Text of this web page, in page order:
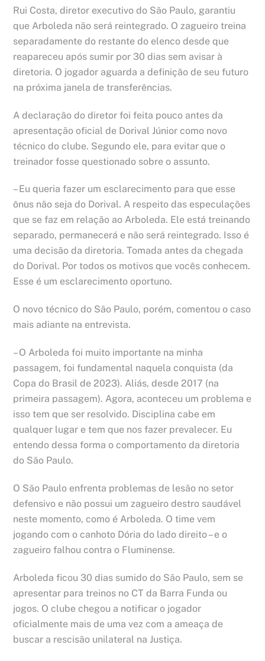
Rui Costa, diretor executivo do São Paulo, garantiu
que Arboleda não será reintegrado. O zagueiro treina
separadamente do restante do elenco desde que
reapareceu após sumir por 30 dias sem avisar à
diretoria. O jogador aguarda a definição de seu futuro
na próxima janela de transferências.
A declaração do diretor foi feita pouco antes da
apresentação oficial de Dorival Júnior como novo
técnico do clube. Segundo ele, para evitar que o
treinador fosse questionado sobre o assunto.
– Eu queria fazer um esclarecimento para que esse
ônus não seja do Dorival. A respeito das especulações
que se faz em relação ao Arboleda. Ele está treinando
separado, permanecerá e não será reintegrado. Isso é
uma decisão da diretoria. Tomada antes da chegada
do Dorival. Por todos os motivos que vocês conhecem.
Esse é um esclarecimento oportuno.
O novo técnico do São Paulo, porém, comentou o caso
mais adiante na entrevista.
– O Arboleda foi muito importante na minha
passagem, foi fundamental naquela conquista (da
Copa do Brasil de 2023). Aliás, desde 2017 (na
primeira passagem). Agora, aconteceu um problema e
isso tem que ser resolvido. Disciplina cabe em
qualquer lugar e tem que nos fazer prevalecer. Eu
entendo dessa forma o comportamento da diretoria
do São Paulo.
O São Paulo enfrenta problemas de lesão no setor
defensivo e não possui um zagueiro destro saudável
neste momento, como é Arboleda. O time vem
jogando com o canhoto Dória do lado direito – e o
zagueiro falhou contra o Fluminense.
Arboleda ficou 30 dias sumido do São Paulo, sem se
apresentar para treinos no CT da Barra Funda ou
jogos. O clube chegou a notificar o jogador
oficialmente mais de uma vez com a ameaça de
buscar a rescisão unilateral na Justiça.